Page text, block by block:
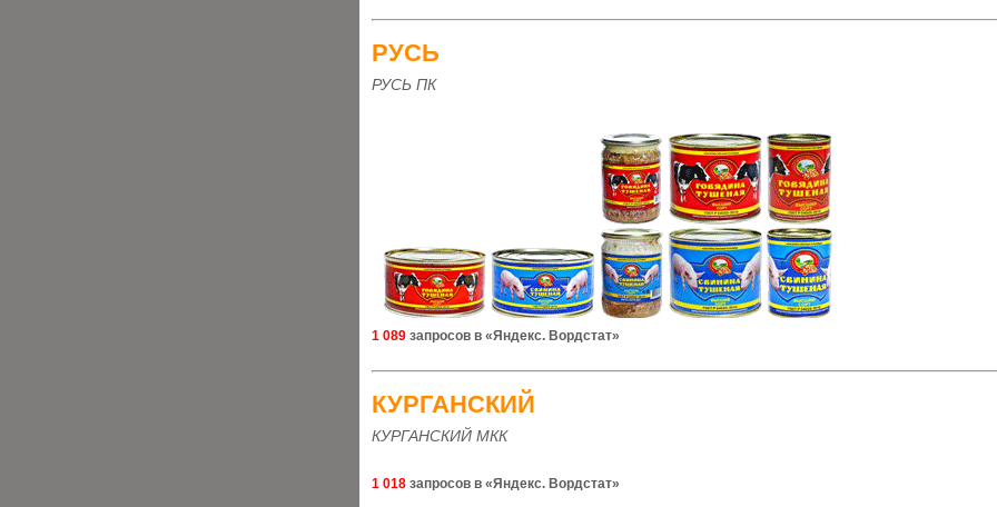
РУСЬ
РУСЬ ПК
1 089 запросов в «Яндекс. Вордстат»
КУРГАНСКИЙ
КУРГАНСКИЙ МКК
1 018 запросов в «Яндекс. Вордстат»